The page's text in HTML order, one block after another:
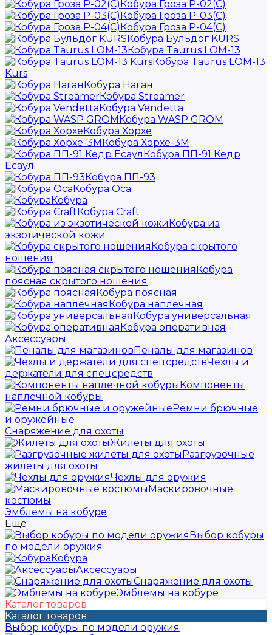
Кобура Гроза Р-02(С)
Кобура Гроза Р-03(С)
Кобура Гроза Р-04(С)
Кобура Бульдог KURS
Кобура Taurus LOM-13
Кобура Taurus LOM-13
Kurs
Кобура Наган
Кобура Streamer
Кобура Vendetta
Кобура WASP GROM
Кобура Хорхе
Кобура Хорхе-3М
Кобура ПП-91 Кедр
Есаул
Кобура ПП-93
Кобура Оса
Кобура
Кобура Craft
Кобура из
экзотической кожи
Кобура скрытого
ношения
Кобура
поясная скрытого ношения
Кобура поясная
Кобура наплечная
Кобура универсальная
Кобура оперативная
Аксессуары
Пеналы для магазинов
Чехлы и
держатели для спецсредств
Компоненты
наплечной кобуры
Ремни брючные
и оружейные
Снаряжение для охоты
Жилеты для охоты
Разгрузочные
жилеты для охоты
Чехлы для оружия
Маскировочные
костюмы
Эмблемы на кобуре
Еще
Выбор кобуры
по модели оружия
Кобура
Аксессуары
Снаряжение для охоты
Эмблемы на кобуре
Каталог товаров
Каталог товаров
Выбор кобуры по модели оружия